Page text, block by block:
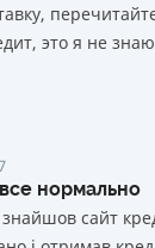
это я не
нормально
знайшов сайт